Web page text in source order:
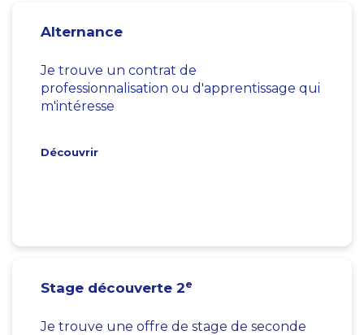
Alternance
Je trouve un contrat de
professionnalisation ou d'apprentissage qui
m'intéresse
Découvrir
Stage découverte 2e
Je trouve une offre de stage de seconde